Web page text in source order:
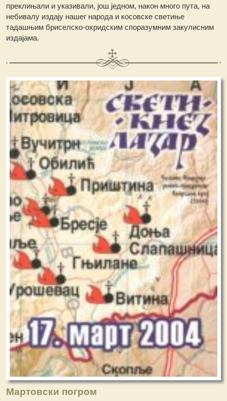
преклињали и указивали, још једном, након много пута, на
небивалу издају нашег народа и косовске светиње
тадашњим бриселско-охридским споразумним закулисним
издајама.
Мартовски погром